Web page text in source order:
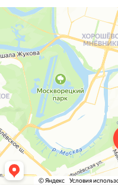
online
Мессенджеры
Свяжитесь с нами
мессенджер!
WhatsApp